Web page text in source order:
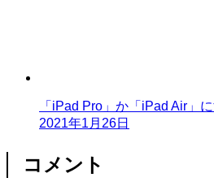
「iPad Pro」か「iPad Air」
2021年1月26日
コメント